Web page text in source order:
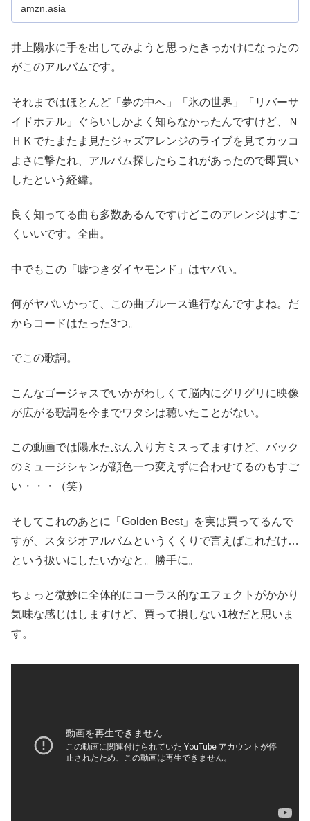
amzn.asia
井上陽水に手を出してみようと思ったきっかけになったの
がこのアルバムです。
それまではほとんど「夢の中へ」「氷の世界」「リバーサ
イドホテル」ぐらいしかよく知らなかったんですけど、Ｎ
ＨＫでたまたま見たジャズアレンジのライブを見てカッコ
よさに撃たれ、アルバム探したらこれがあったので即買い
したという経緯。
良く知ってる曲も多数あるんですけどこのアレンジはすご
くいいです。全曲。
中でもこの「嘘つきダイヤモンド」はヤバい。
何がヤバいかって、この曲ブルース進行なんですよね。だ
からコードはたった3つ。
でこの歌詞。
こんなゴージャスでいかがわしくて脳内にグリグリに映像
が広がる歌詞を今までワタシは聴いたことがない。
この動画では陽水たぶん入り方ミスってますけど、バック
のミュージシャンが顔色一つ変えずに合わせてるのもすご
い・・・（笑）
そしてこれのあとに「Golden Best」を実は買ってるんで
すが、スタジオアルバムというくくりで言えばこれだけ…
という扱いにしたいかなと。勝手に。
ちょっと微妙に全体的にコーラス的なエフェクトがかかり
気味な感じはしますけど、買って損しない1枚だと思いま
す。